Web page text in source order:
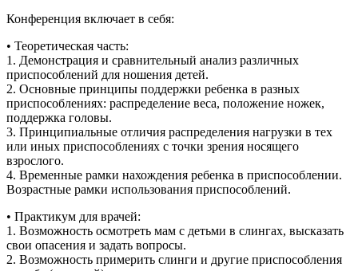
Конференция включает в себя:
• Теоретическая часть:
1. Демонстрация и сравнительный анализ различных
приспособлений для ношения детей.
2. Основные принципы поддержки ребенка в разных
приспособлениях: распределение веса, положение ножек,
поддержка головы.
3. Принципиальные отличия распределения нагрузки в тех
или иных приспособлениях с точки зрения носящего
взрослого.
4. Временные рамки нахождения ребенка в приспособлении.
Возрастные рамки использования приспособлений.
• Практикум для врачей:
1. Возможность осмотреть мам с детьми в слингах, высказать
свои опасения и задать вопросы.
2. Возможность примерить слинги и другие приспособления